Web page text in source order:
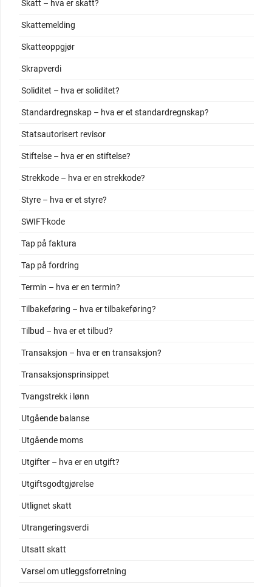
Skatt – hva er skatt?
Skattemelding
Skatteoppgjør
Skrapverdi
Soliditet – hva er soliditet?
Standardregnskap – hva er et standardregnskap?
Statsautorisert revisor
Stiftelse – hva er en stiftelse?
Strekkode – hva er en strekkode?
Styre – hva er et styre?
SWIFT-kode
Tap på faktura
Tap på fordring
Termin – hva er en termin?
Tilbakeføring – hva er tilbakeføring?
Tilbud – hva er et tilbud?
Transaksjon – hva er en transaksjon?
Transaksjonsprinsippet
Tvangstrekk i lønn
Utgående balanse
Utgående moms
Utgifter – hva er en utgift?
Utgiftsgodtgjørelse
Utlignet skatt
Utrangeringsverdi
Utsatt skatt
Varsel om utleggsforretning